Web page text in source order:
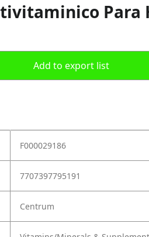
Para
Add to export list
F000029186
7707397795191
Centrum